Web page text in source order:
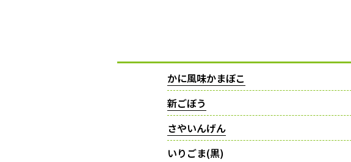
かに風味かまぼこ
新ごぼう
さやいんげん
いりごま(黒)